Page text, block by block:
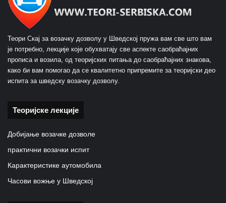
Теори Скај за возачку дозволу у Шведској пружа вам све што вам
је потребно, лекције које обухватају све аспекте саобраћајних
прописа и возила, од теоријских питања до саобраћајних знакова,
како би вам помогао да се квалитетно припремите за теоријски део
испита за шведску возачку дозволу.
Теоријске лекције
Добијање возачке дозволе
практични возачки испит
Карактеристике аутомобила
Часови вожње у Шведској